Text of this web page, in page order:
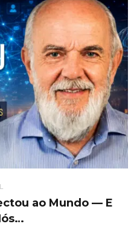
ao Mundo — E